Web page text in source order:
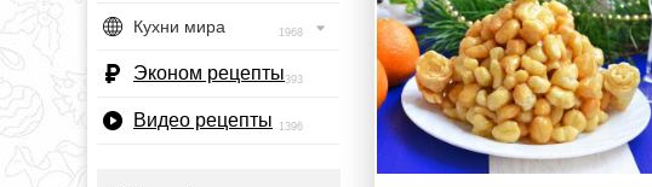
Кухни мира 1968
Эконом рецепты393
Видео рецепты 1396